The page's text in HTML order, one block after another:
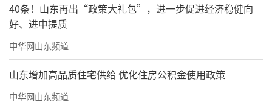
40条！山东再出“政策大礼包”，进一步促进经济稳健向
好、进中提质
中华网山东频道
山东增加高品质住宅供给 优化住房公积金使用政策
中华网山东频道